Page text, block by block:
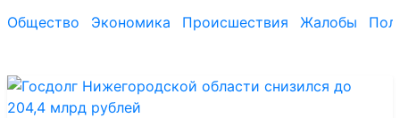
Общество Экономика Происшествия Жалобы